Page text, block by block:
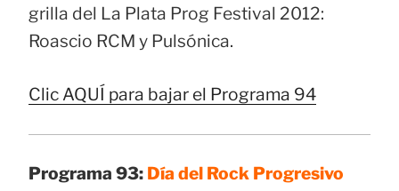
grilla del La Plata Prog Festival 2012:
Roascio RCM y Pulsónica.
Clic AQUÍ para bajar el Programa 94
Programa 93: Día del Rock Progresivo